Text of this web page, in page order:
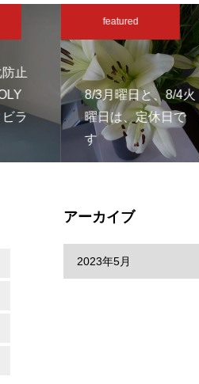
止
ラ
featured
8/3月曜日と、8/4火
曜日は、定休日で
す
アーカイブ